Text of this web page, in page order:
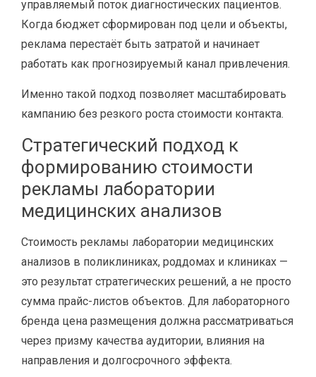
управляемый поток диагностических пациентов.
Когда бюджет сформирован под цели и объекты,
реклама перестаёт быть затратой и начинает
работать как прогнозируемый канал привлечения.
Именно такой подход позволяет масштабировать
кампанию без резкого роста стоимости контакта.
Стратегический подход к
формированию стоимости
рекламы лаборатории
медицинских анализов
Стоимость рекламы лаборатории медицинских
анализов в поликлиниках, роддомах и клиниках —
это результат стратегических решений, а не просто
сумма прайс-листов объектов. Для лабораторного
бренда цена размещения должна рассматриваться
через призму качества аудитории, влияния на
направления и долгосрочного эффекта.